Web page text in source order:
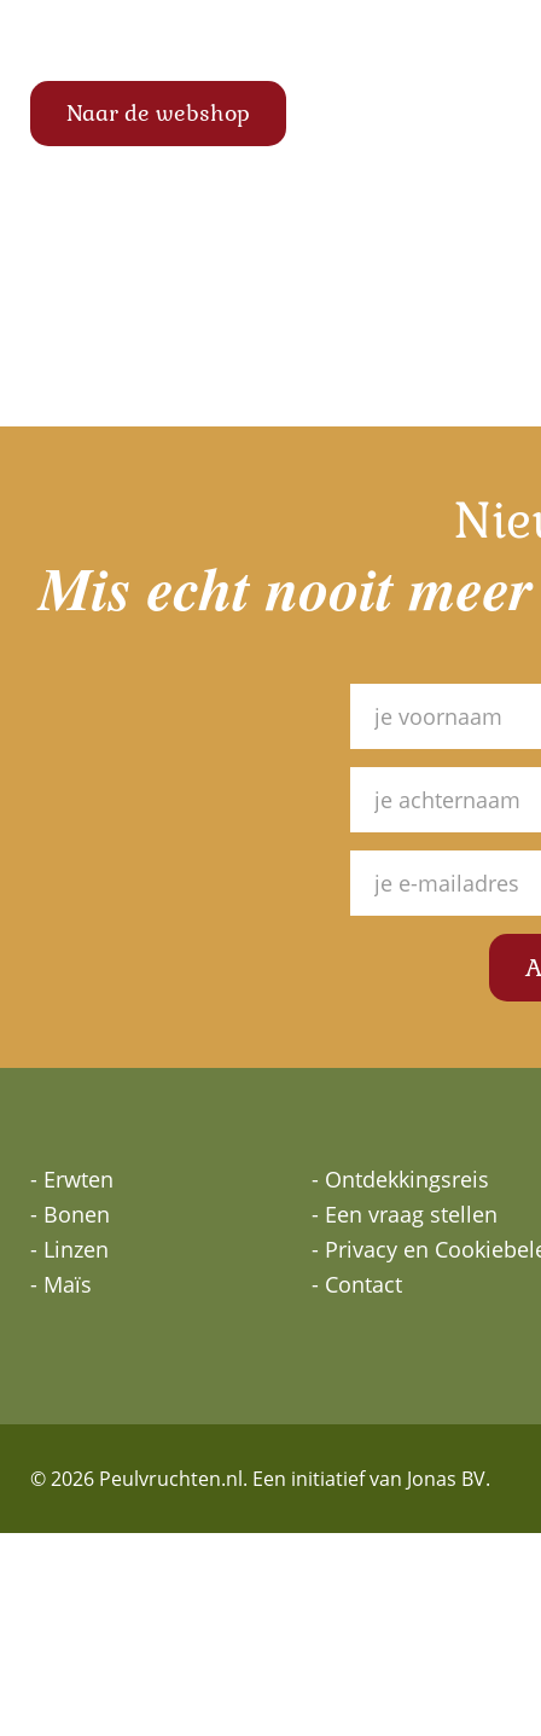
Naar de webshop
Mis echt nooit
- Erwten
- Bonen
- Linzen
- Maïs
- Ontdekkingsreis
- Een vraag stellen
- Privacy en
- Contact
© 2026 Peulvruchten.nl. Een initiatief van Jonas BV.